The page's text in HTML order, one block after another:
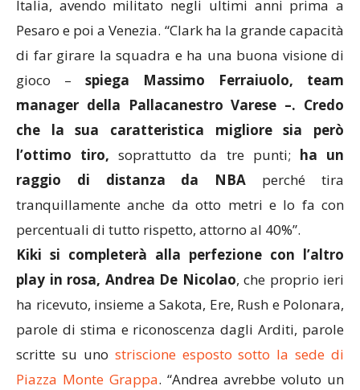
Italia, avendo militato negli ultimi anni prima a
Pesaro e poi a Venezia. “Clark ha la grande capacità
di far girare la squadra e ha una buona visione di
gioco – spiega Massimo Ferraiuolo, team
manager della Pallacanestro Varese –. Credo
che la sua caratteristica migliore sia però
l’ottimo tiro, soprattutto da tre punti; ha un
raggio di distanza da NBA perché tira
tranquillamente anche da otto metri e lo fa con
percentuali di tutto rispetto, attorno al 40%”.
Kiki si completerà alla perfezione con l’altro
play in rosa, Andrea De Nicolao, che proprio ieri
ha ricevuto, insieme a Sakota, Ere, Rush e Polonara,
parole di stima e riconoscenza dagli Arditi, parole
scritte su uno striscione esposto sotto la sede di
Piazza Monte Grappa. “Andrea avrebbe voluto un